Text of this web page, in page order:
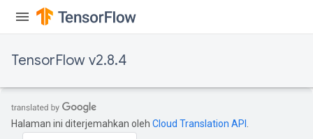
TensorFlow v2.8.4
Halaman ini diterjemahkan oleh Cloud Translation API